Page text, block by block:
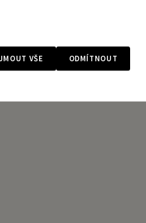
ODMÍTNOUT
VŠE